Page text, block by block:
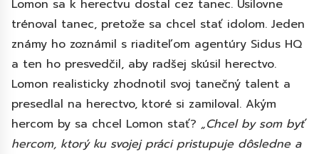
Lomon sa k herectvu dostal cez tanec. Usilovne
trénoval tanec, pretože sa chcel stať idolom. Jeden
známy ho zoznámil s riaditeľom agentúry Sidus HQ
a ten ho presvedčil, aby radšej skúsil herectvo.
Lomon realisticky zhodnotil svoj tanečný talent a
presedlal na herectvo, ktoré si zamiloval. Akým
hercom by sa chcel Lomon stať? „Chcel by som byť
hercom, ktorý ku svojej práci pristupuje dôsledne a